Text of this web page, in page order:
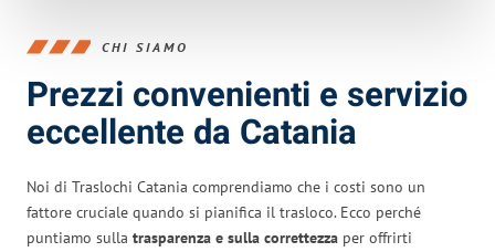
CHI SIAMO
Prezzi convenienti e servizio
eccellente da Catania
Noi di Traslochi Catania comprendiamo che i costi sono un
fattore cruciale quando si pianifica il trasloco. Ecco perché
puntiamo sulla trasparenza e sulla correttezza per offrirti